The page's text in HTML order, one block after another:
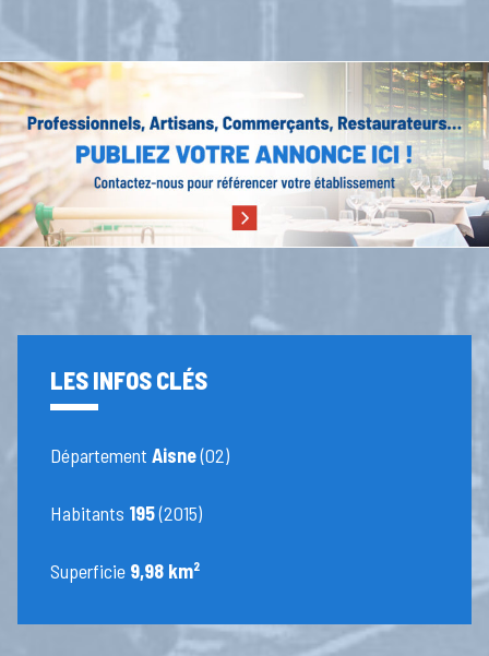
LES INFOS CLÉS
DépartementAisne(02)
Habitants 195(2015)
Superficie 9,98 km²